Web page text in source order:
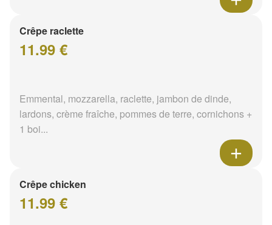
Crêpe raclette
11.99 €
Emmental, mozzarella, raclette, jambon de dinde,
lardons, crème fraîche, pommes de terre, cornichons +
1 boi...
Crêpe chicken
11.99 €